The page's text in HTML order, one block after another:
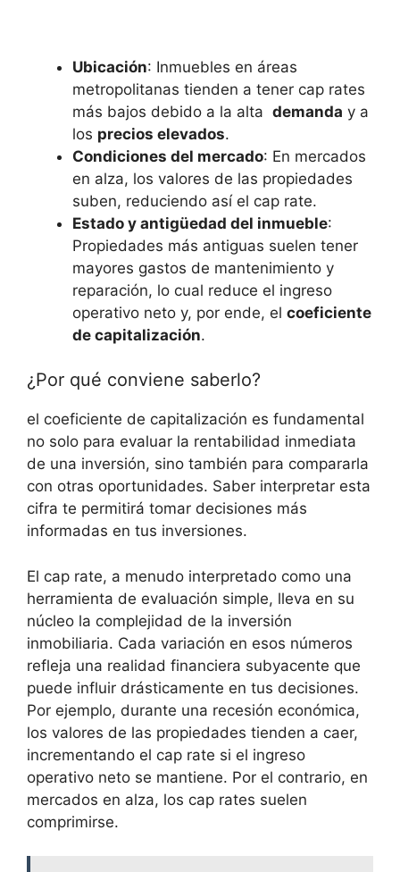
Ubicación: Inmuebles en áreas⁣
metropolitanas ​tienden‍ a tener cap rates
más bajos debido a la alta ‌ demanda y a
los precios elevados.
Condiciones del mercado: En mercados
en alza, los valores de las propiedades
suben, reduciendo así el cap ‌rate.
Estado y antigüedad del inmueble:
Propiedades más antiguas suelen tener
mayores gastos de mantenimiento y
reparación, lo cual reduce el ingreso
operativo neto y, por ende, el coeficiente
⁤de ​capitalización.
¿Por qué conviene saberlo?
el coeficiente ​de capitalización es fundamental
no solo para evaluar la rentabilidad inmediata
de ⁤una inversión, sino también para compararla
con otras oportunidades. Saber interpretar esta
cifra te permitirá tomar decisiones más
informadas en tus inversiones.
El cap rate, ‍a menudo interpretado como una
herramienta de evaluación simple, lleva en su
núcleo la complejidad de la ‍inversión
inmobiliaria. Cada variación en esos números
refleja una realidad financiera subyacente que
puede influir drásticamente en tus decisiones. ​
Por ejemplo,‍ durante una recesión económica,
los valores de las propiedades ‌tienden a caer,
incrementando el cap rate si el ingreso
operativo neto se ​mantiene. ⁢Por el contrario, en
mercados en alza, los cap rates suelen
comprimirse.